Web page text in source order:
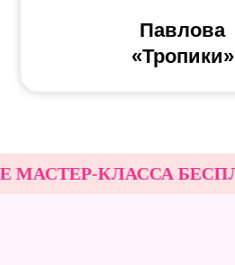
Павлова
«Тропики»
КЛАССА БЕСПЛАТНО